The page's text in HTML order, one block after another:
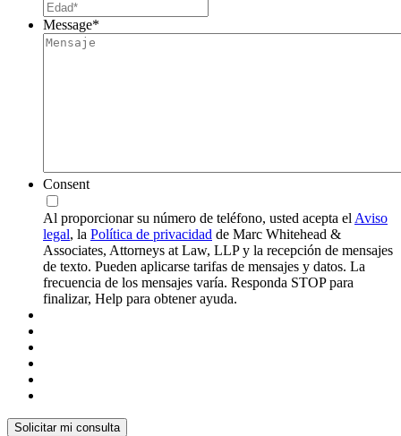
Message*
Consent
Al proporcionar su número de teléfono, usted acepta el Aviso
legal, la Política de privacidad de Marc Whitehead &
Associates, Attorneys at Law, LLP y la recepción de mensajes
de texto. Pueden aplicarse tarifas de mensajes y datos. La
frecuencia de los mensajes varía. Responda STOP para
finalizar, Help para obtener ayuda.